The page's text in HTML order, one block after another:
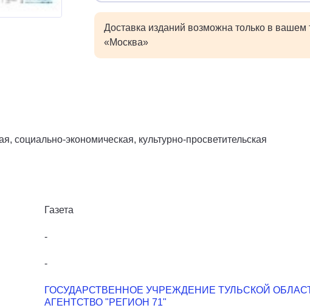
Доставка изданий возможна только в вашем
«Москва»
социально-экономическая, культурно-просветительская
Газета
-
-
ГОСУДАРСТВЕННОЕ УЧРЕЖДЕНИЕ ТУЛЬСКОЙ
АГЕНТСТВО "РЕГИОН 71"